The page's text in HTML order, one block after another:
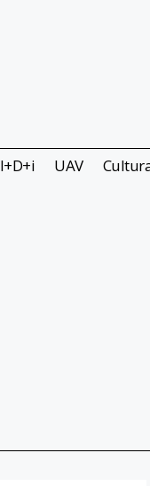
I+D+i UAV